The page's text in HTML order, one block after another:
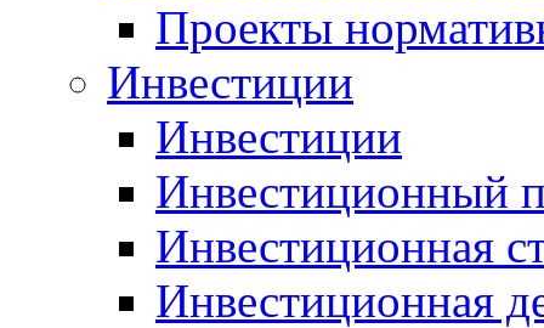
Проекты
Инвестиции
Инвестиции
Инвестиционный
Инвестиционная
Инвестиционная